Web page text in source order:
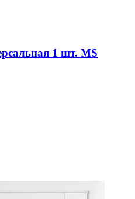
1 шт. MS